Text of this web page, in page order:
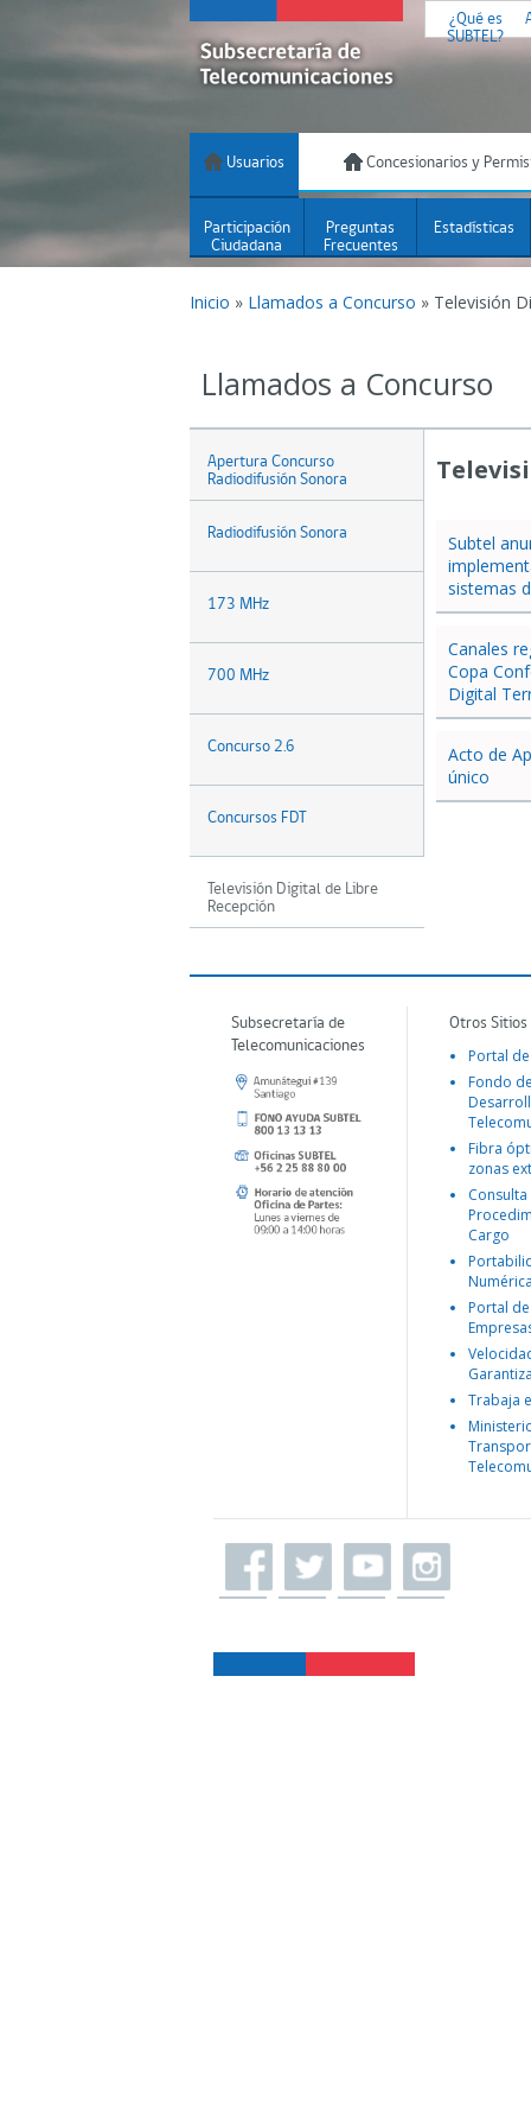
¿Qué es
SUBTEL?
Usuarios Concesionarios y
Participación
Ciudadana
Preguntas
Frecuentes
Estadísticas
Inicio » Llamados a Concurso » Televisión
Llamados a Concurso
Apertura Concurso
Radiodifusión Sonora
Radiodifusión Sonora
173 MHz
700 MHz
Concurso 2.6
Concursos FDT
Televisión Digital de Libre
Recepción
Subtel
sistemas
Canales
Copa
Digital
Acto de
único
Subsecretaría de
Telecomunicaciones
Otros
Portal
Fondo
Fibra
zonas
Consulta
Cargo
Portal
Trabaja